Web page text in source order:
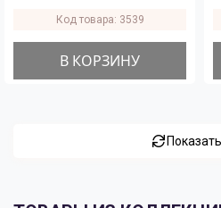
Код товара: 3539
В КОРЗИНУ